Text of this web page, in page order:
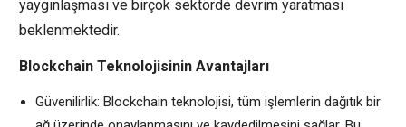
yaygınlaşması ve birçok sektörde devrim yaratması
beklenmektedir.
Blockchain Teknolojisinin Avantajları
Güvenilirlik: Blockchain teknolojisi, tüm işlemlerin dağıtık bir